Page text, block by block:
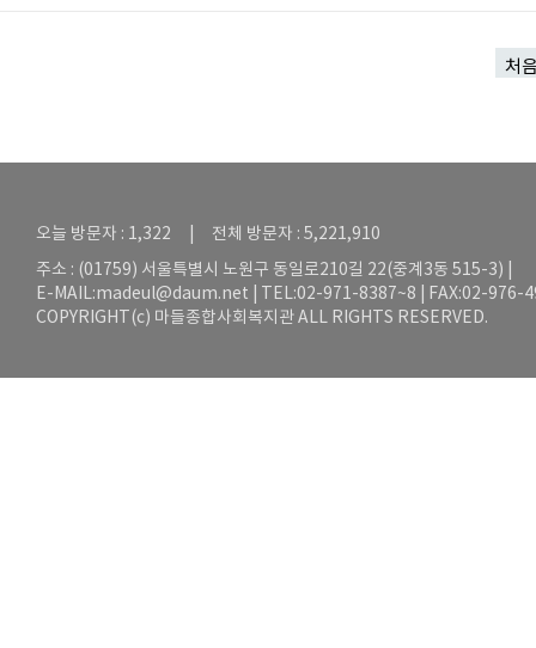
처
오늘 방문자 : 1,322 | 전체 방문자 : 5,221,910
주소 : (01759) 서울특별시 노원구 동일로210길 22(중계3동 515-3) |
E-MAIL:madeul@daum.net | TEL:02-971-8387~8 | FAX:02-976-
COPYRIGHT(c) 마들종합사회복지관 ALL RIGHTS RESERVED.